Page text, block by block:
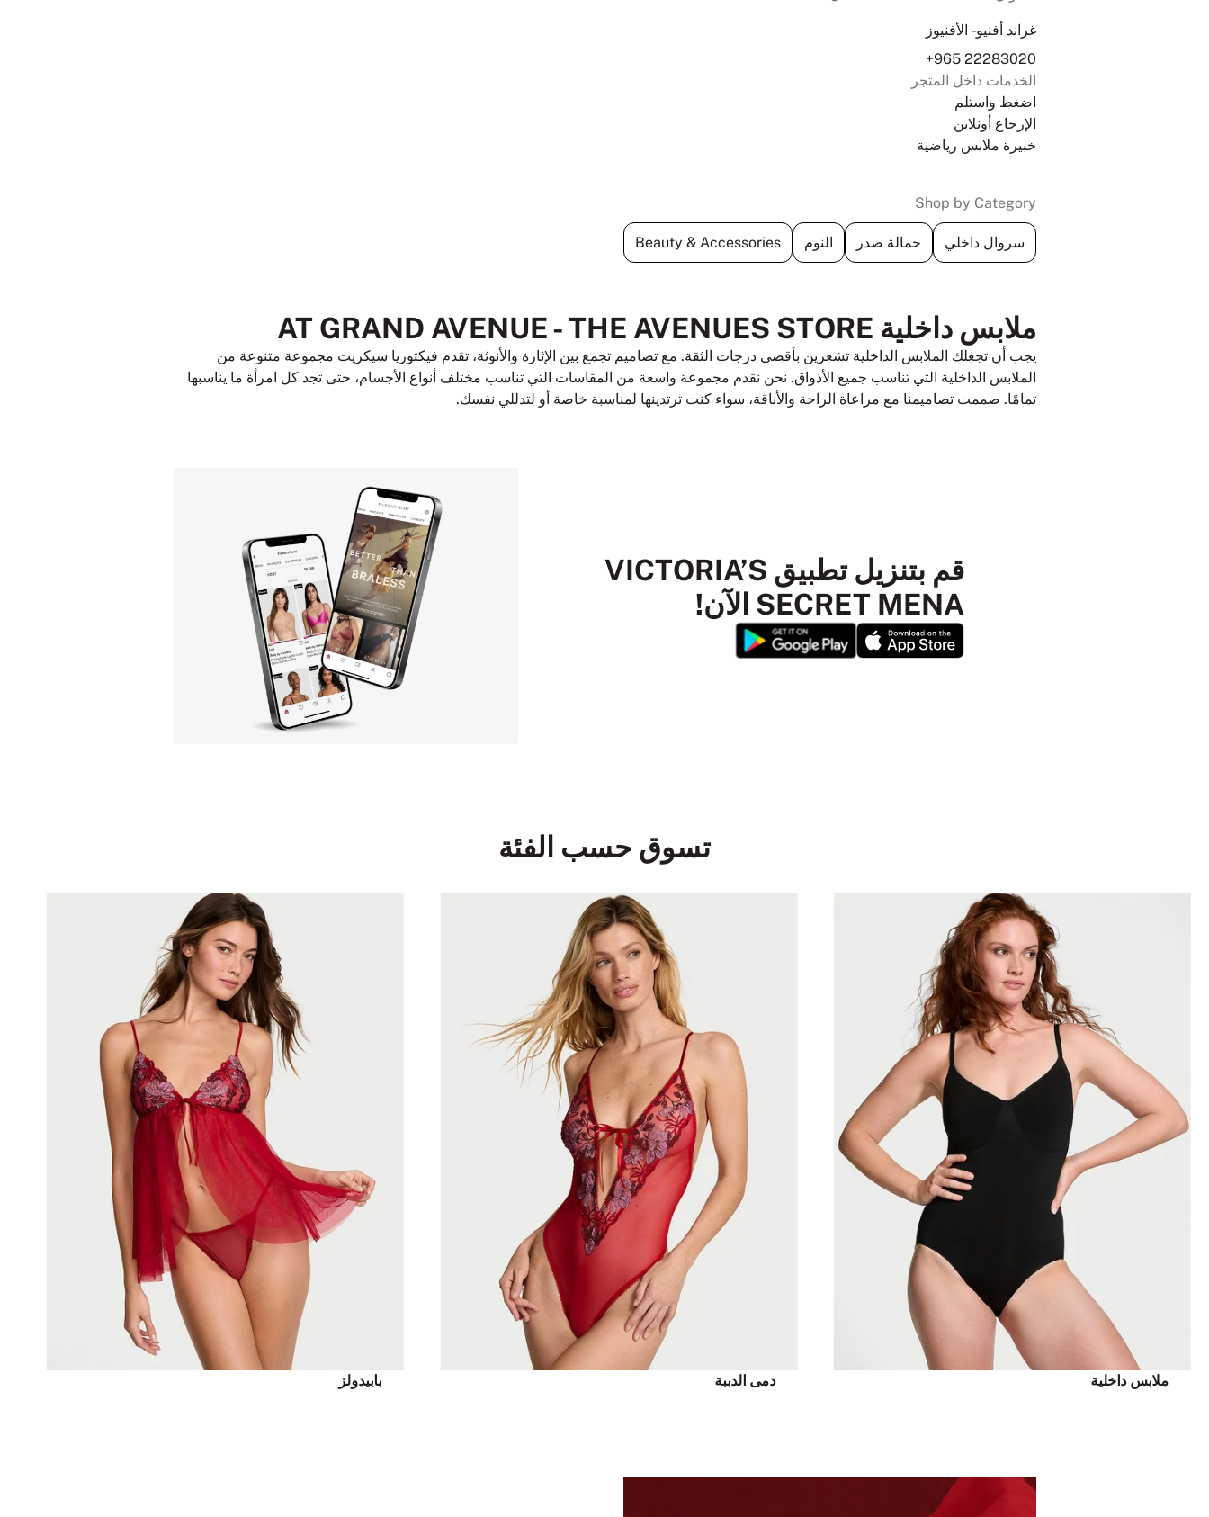
غراند أفنيو - الأفنيوز
+965 22283020
الخدمات داخل المتجر
اضغط واستلم
الإرجاع أونلاين
خبيرة ملابس رياضية
Shop by Category
سروال داخلي حمالة صدر النوم Beauty & Accessories
ملابس داخلية AT GRAND AVENUE - THE AVENUES STORE
يجب أن تجعلك الملابس الداخلية تشعرين بأقصى درجات الثقة. مع تصاميم تجمع بين الإثارة والأنوثة، تقدم فيكتوريا سيكريت مجموعة متنوعة من
الملابس الداخلية التي تناسب جميع الأذواق. نحن نقدم مجموعة واسعة من المقاسات التي تناسب مختلف أنواع الأجسام، حتى تجد كل امرأة ما يناسبها
تمامًا. صممت تصاميمنا مع مراعاة الراحة والأناقة، سواء كنت ترتدينها لمناسبة خاصة أو لتدللي نفسك.
قم بتنزيل تطبيق VICTORIA’S
SECRET MENA الآن!
تسوق حسب الفئة
ملابس داخلية دمى الدببة بابيدولز